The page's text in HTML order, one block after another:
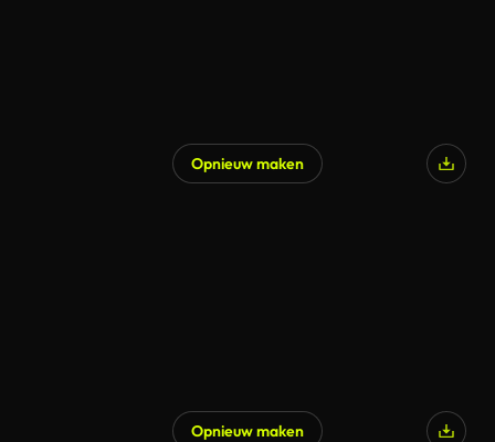
Opnieuw maken
Opnieuw maken